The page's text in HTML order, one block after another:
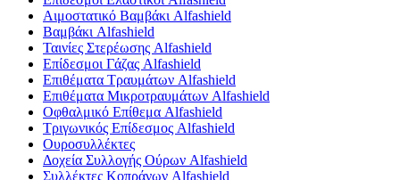
Αιμοστατικό Βαμβάκι Alfashield
Βαμβάκι Alfashield
Ταινίες Στερέωσης Alfashield
Επίδεσμοι Γάζας Alfashield
Επιθέματα Τραυμάτων Alfashield
Επιθέματα Μικροτραυμάτων Alfashield
Οφθαλμικό Eπίθεμα Alfashield
Τριγωνικός Επίδεσμος Alfashield
Ουροσυλλέκτες
Δοχεία Συλλογής Ούρων Alfashield
Συλλέκτες Κοπράνων Alfashield